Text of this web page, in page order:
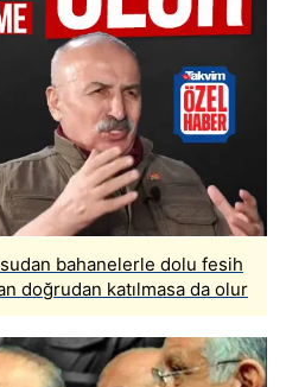
bahanelerle dolu fesih
doğrudan katılmasa da olur